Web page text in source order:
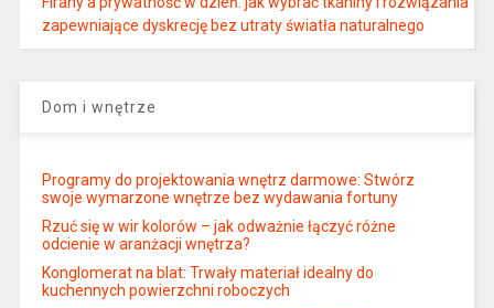
zapewniające dyskrecję bez utraty światła naturalnego
Dom i wnętrze
Programy do projektowania wnętrz darmowe: Stwórz
swoje wymarzone wnętrze bez wydawania fortuny
Rzuć się w wir kolorów – jak odważnie łączyć różne
odcienie w aranżacji wnętrza?
Konglomerat na blat: Trwały materiał idealny do
kuchennych powierzchni roboczych